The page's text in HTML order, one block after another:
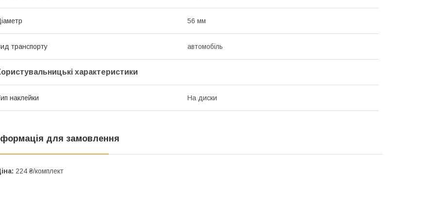
56 мм
транспорту автомобіль
характеристики
наклейки На диски
для замовлення
224 ₴/комплект